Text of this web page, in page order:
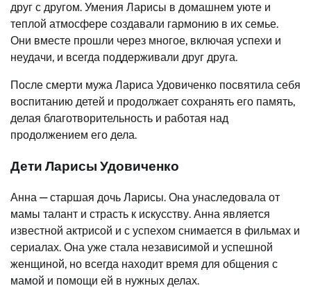
друг с другом. Умения Ларисы в домашнем уюте и
теплой атмосфере создавали гармонию в их семье.
Они вместе прошли через многое, включая успехи и
неудачи, и всегда поддерживали друг друга.
После смерти мужа Лариса Удовиченко посвятила себя
воспитанию детей и продолжает сохранять его память,
делая благотворительность и работая над
продолжением его дела.
Дети Ларисы Удовиченко
Анна — старшая дочь Ларисы. Она унаследовала от
мамы талант и страсть к искусству. Анна является
известной актрисой и с успехом снимается в фильмах и
сериалах. Она уже стала независимой и успешной
женщиной, но всегда находит время для общения с
мамой и помощи ей в нужных делах.